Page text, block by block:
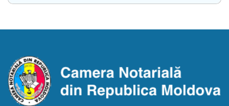
vînzare-cumpărare nr.9324 din 11.08.2017